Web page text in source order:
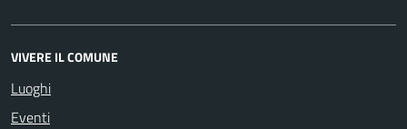
VIVERE IL COMUNE
Luoghi
Eventi